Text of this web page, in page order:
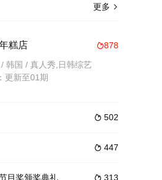
更多 
878
糕店
韩国 / 真人秀,日韩综艺
更新至01期
 502
 447
 313
目奖颁奖典礼